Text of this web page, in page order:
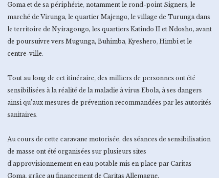
Goma et de sa périphérie, notamment le rond-point Signers, le
marché de Virunga, le quartier Majengo, le village de Turunga dans
le territoire de Nyiragongo, les quartiers Katindo II et Ndosho, avant
de poursuivre vers Mugunga, Buhimba, Kyeshero, Himbi et le
centre-ville.
Tout au long de cet itinéraire, des milliers de personnes ont été
sensibilisées à la réalité de la maladie à virus Ebola, à ses dangers
ainsi qu’aux mesures de prévention recommandées par les autorités
sanitaires.
Au cours de cette caravane motorisée, des séances de sensibilisation
de masse ont été organisées sur plusieurs sites
d’approvisionnement en eau potable mis en place par Caritas
Goma, grâce au financement de Caritas Allemagne.